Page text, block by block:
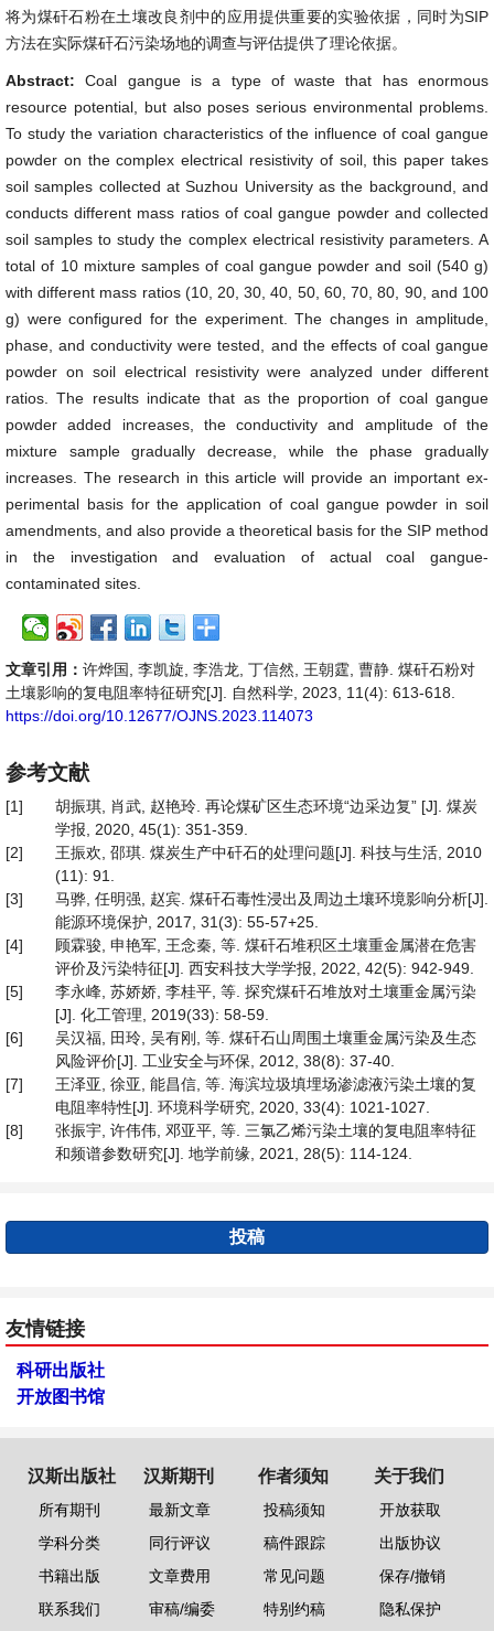
将为煤矸石粉在土壤改良剂中的应用提供重要的实验依据，同时为SIP
方法在实际煤矸石污染场地的调查与评估提供了理论依据。
Abstract:Coal gangue is a type of waste that has enormous
resource potential, but also poses serious environmental problems.
To study the variation characteristics of the influence of coal gangue
powder on the complex electrical resistivity of soil, this paper takes
soil samples collected at Suzhou University as the background, and
conducts different mass ratios of coal gangue powder and collected
soil samples to study the complex electrical resistivity parameters. A
total of 10 mixture samples of coal gangue powder and soil (540 g)
with different mass ratios (10, 20, 30, 40, 50, 60, 70, 80, 90, and 100
g) were configured for the experiment. The changes in amplitude,
phase, and conductivity were tested, and the effects of coal gangue
powder on soil electrical resistivity were analyzed under different
ratios. The results indicate that as the proportion of coal gangue
powder added increases, the conductivity and amplitude of the
mixture sample gradually decrease, while the phase gradually
increases. The research in this article will provide an important ex-
perimental basis for the application of coal gangue powder in soil
amendments, and also provide a theoretical basis for the SIP method
in the investigation and evaluation of actual coal gangue-
contaminated sites.
文章引用： 许烨国, 李凯旋, 李浩龙, 丁信然, 王朝霆, 曹静. 煤矸石粉对
土壤影响的复电阻率特征研究[J]. 自然科学, 2023, 11(4): 613-618.
https://doi.org/10.12677/OJNS.2023.114073
参考文献
[1]
胡振琪, 肖武, 赵艳玲. 再论煤矿区生态环境“边采边复” [J]. 煤炭
学报, 2020, 45(1): 351-359.
[2]
王振欢, 邵琪. 煤炭生产中矸石的处理问题[J]. 科技与生活, 2010
(11): 91.
[3]
马骅, 任明强, 赵宾. 煤矸石毒性浸出及周边土壤环境影响分析[J].
能源环境保护, 2017, 31(3): 55-57+25.
[4]
顾霖骏, 申艳军, 王念秦, 等. 煤矸石堆积区土壤重金属潜在危害
评价及污染特征[J]. 西安科技大学学报, 2022, 42(5): 942-949.
[5]
李永峰, 苏娇娇, 李桂平, 等. 探究煤矸石堆放对土壤重金属污染
[J]. 化工管理, 2019(33): 58-59.
[6]
吴汉福, 田玲, 吴有刚, 等. 煤矸石山周围土壤重金属污染及生态
风险评价[J]. 工业安全与环保, 2012, 38(8): 37-40.
[7]
王泽亚, 徐亚, 能昌信, 等. 海滨垃圾填埋场渗滤液污染土壤的复
电阻率特性[J]. 环境科学研究, 2020, 33(4): 1021-1027.
[8]
张振宇, 许伟伟, 邓亚平, 等. 三氯乙烯污染土壤的复电阻率特征
和频谱参数研究[J]. 地学前缘, 2021, 28(5): 114-124.
投稿
友情链接
科研出版社
开放图书馆
汉斯出版社
所有期刊
学科分类
书籍出版
联系我们
汉斯期刊
最新文章
同行评议
文章费用
审稿/编委
作者须知
投稿须知
稿件跟踪
常见问题
特别约稿
关于我们
开放获取
出版协议
保存/撤销
隐私保护